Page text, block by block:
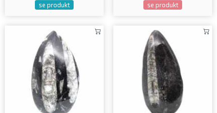
se produkt se produkt